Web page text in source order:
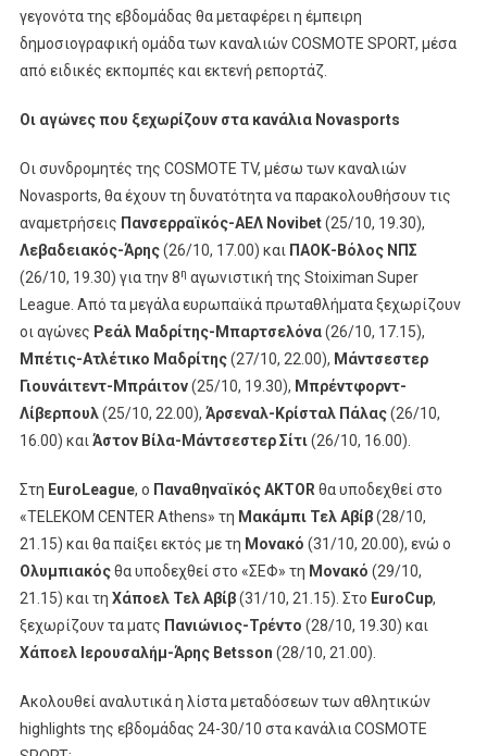
γεγονότα της εβδομάδας θα μεταφέρει η έμπειρη
δημοσιογραφική ομάδα των καναλιών COSMOTE SPORT, μέσα
από ειδικές εκπομπές και εκτενή ρεπορτάζ.
Οι αγώνες που ξεχωρίζουν στα κανάλια Novasports
Οι συνδρομητές της COSMOTE TV, μέσω των καναλιών
Novasports, θα έχουν τη δυνατότητα να παρακολουθήσουν τις
αναμετρήσεις Πανσερραϊκός-ΑΕΛ Novibet(25/10, 19.30),
Λεβαδειακός-Άρης(26/10, 17.00) και ΠΑΟΚ-Βόλος ΝΠΣ
(26/10, 19.30) για την 8η αγωνιστική της Stoiximan Super
League. Από τα μεγάλα ευρωπαϊκά πρωταθλήματα ξεχωρίζουν
οι αγώνες Ρεάλ Μαδρίτης-Μπαρτσελόνα(26/10, 17.15),
Μπέτις-Ατλέτικο Μαδρίτης(27/10, 22.00), Μάντσεστερ
Γιουνάιτεντ-Μπράιτον(25/10, 19.30), Μπρέντφορντ-
Λίβερπουλ(25/10, 22.00), Άρσεναλ-Κρίσταλ Πάλας(26/10,
16.00) καιΆστον Βίλα-Μάντσεστερ Σίτι(26/10, 16.00).
Στη EuroLeague, ο ΠαναθηναϊκόςAKTORθα υποδεχθεί στο
«TELEKOM CENTER Athens» τη Μακάμπι Τελ Αβίβ(28/10,
21.15) και θα παίξει εκτός με τη Μονακό (31/10, 20.00), ενώ ο
Ολυμπιακόςθα υποδεχθεί στο «ΣΕΦ» τη Μονακό (29/10,
21.15) και τη Χάποελ Τελ Αβίβ(31/10, 21.15). Στο EuroCup,
ξεχωρίζουν τα ματς Πανιώνιος-Τρέντο (28/10, 19.30) και
Χάποελ Ιερουσαλήμ-Άρης Betsson (28/10, 21.00).
Ακολουθεί αναλυτικά η λίστα μεταδόσεων των αθλητικών
highlights της εβδομάδας 24-30/10 στα κανάλια COSMOTE